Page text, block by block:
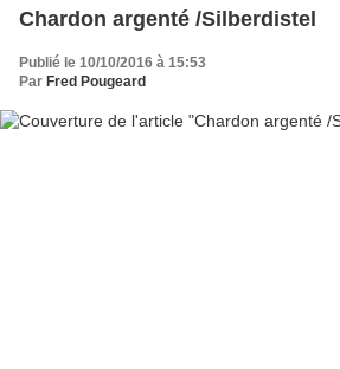
Chardon argenté /Silberdistel
Publié le 10/10/2016 à 15:53
Par Fred Pougeard